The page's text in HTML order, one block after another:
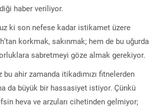
haber veriliyor.
ki son nefese kadar istikamet üzere
korkmak, sakınmak; hem de bu uğurda
sabretmeyi göze almak gerekiyor.
ahir zamanda itikadımızı fitnelerden
da büyük bir hassasiyet istiyor. Çünkü
heva ve arzuları cihetinden gelmiyor;